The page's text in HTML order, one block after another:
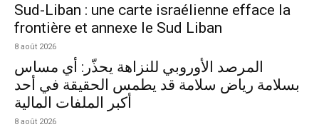
Sud-Liban : une carte israélienne efface la
frontière et annexe le Sud Liban
8 août 2026
المرصد الأوروبي للنزاهة يحذّر: أي مساس
بسلامة رياض سلامة قد يطمس الحقيقة في أحد
أكبر الملفات المالية
8 août 2026